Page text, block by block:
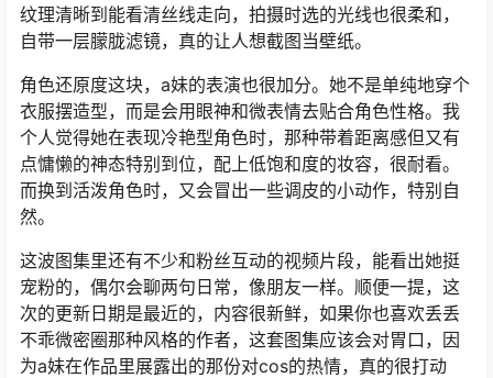
纹理清晰到能看清丝线走向，拍摄时选的光线也很柔和，
自带一层朦胧滤镜，真的让人想截图当壁纸。
角色还原度这块，a妹的表演也很加分。她不是单纯地穿个
衣服摆造型，而是会用眼神和微表情去贴合角色性格。我
个人觉得她在表现冷艳型角色时，那种带着距离感但又有
点慵懒的神态特别到位，配上低饱和度的妆容，很耐看。
而换到活泼角色时，又会冒出一些调皮的小动作，特别自
然。
这波图集里还有不少和粉丝互动的视频片段，能看出她挺
宠粉的，偶尔会聊两句日常，像朋友一样。顺便一提，这
次的更新日期是最近的，内容很新鲜，如果你也喜欢丢丢
不乖微密圈那种风格的作者，这套图集应该会对胃口，因
为a妹在作品里展露出的那份对cos的热情，真的很打动